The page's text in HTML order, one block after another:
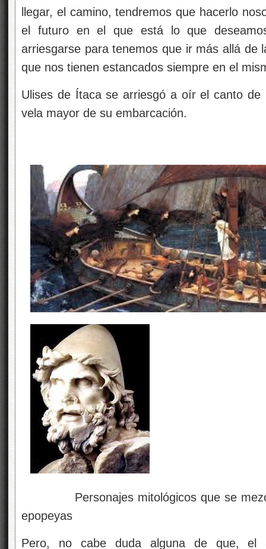
llegar, el camino, tendremos que hacerlo
el futuro en el que está lo que
arriesgarse para tenemos que ir más allá de
que nos tienen estancados siempre en el
Ulises de Ítaca se arriesgó a oír el canto
vela mayor de su embarcación.
Personajes mitológicos que se
epopeyas
Pero, no cabe duda alguna de que, el